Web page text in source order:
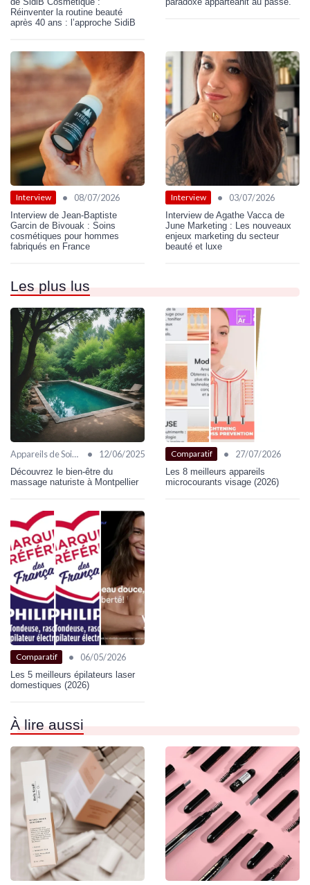
Réinventer la routine beauté
après 40 ans : l’approche SidiB
Interview • 08/07/2026
Interview de Jean-Baptiste
Garcin de Bivouak : Soins
cosmétiques pour hommes
fabriqués en France
Interview • 03/07/2026
Interview de Agathe Vacca de
June Marketing : Les nouveaux
enjeux marketing du secteur
beauté et luxe
Les plus lus
Appareils de Soin Visage • 12/06/2025
Découvrez le bien-être du
massage naturiste à Montpellier
Comparatif • 27/07/2026
Les 8 meilleurs appareils
microcourants visage (2026)
Comparatif • 06/05/2026
Les 5 meilleurs épilateurs laser
domestiques (2026)
À lire aussi